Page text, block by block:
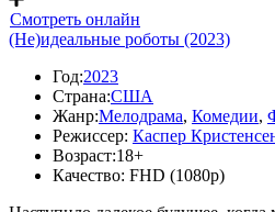
Смотреть онлайн
(Не)идеальные роботы (2023)
Год:2023
Страна:США
Жанр:Мелодрама, Комедии,
Режиссер: Каспер
Возраст:18+
Качество: FHD (1080p)